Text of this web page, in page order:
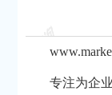
专注为企